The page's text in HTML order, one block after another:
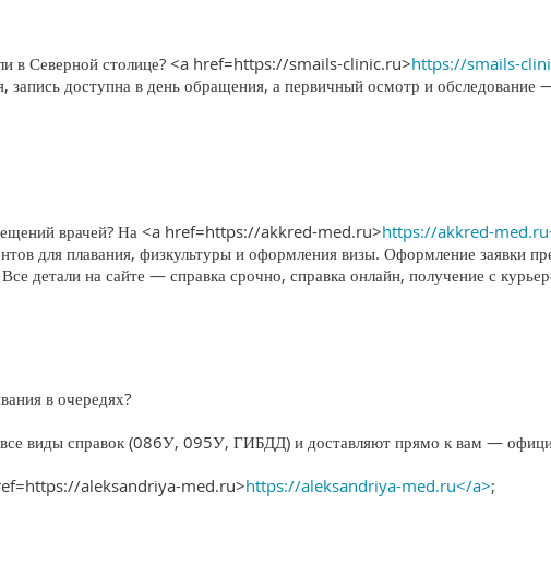
в Северной столице? <a href=https://smails-clinic.ru>https://smails-
запись доступна в день обращения, а первичный осмотр и
врачей? На <a href=https://akkred-med.ru>https://akkred-
для плавания, физкультуры и оформления визы. Оформление заявки
детали на сайте — справка срочно, справка онлайн, получение с
в очередях?
виды справок (086У, 095У, ГИБДД) и доставляют прямо к вам —
aleksandriya-med.ru>https://aleksandriya-med.ru</a>;